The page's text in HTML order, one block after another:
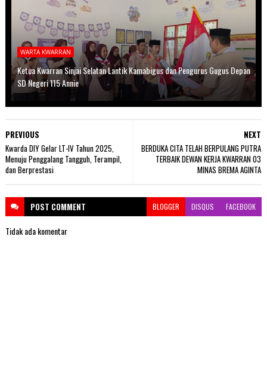
WARTA KWARRAN
Ketua Kwarran Sinjai Selatan Lantik Kamabigus dan Pengurus Gugus Depan
SD Negeri 115 Annie
NEXT
BERDUKA CITA TELAH BERPULANG PUTRA
TERBAIK DEWAN KERJA KWARRAN 03
MINAS BREMA AGINTA
PREVIOUS
Kwarda DIY Gelar LT-IV Tahun 2025,
Menuju Penggalang Tangguh, Terampil,
dan Berprestasi
POST COMMENT BLOGGER DISQUS FACEBOOK
Tidak ada komentar